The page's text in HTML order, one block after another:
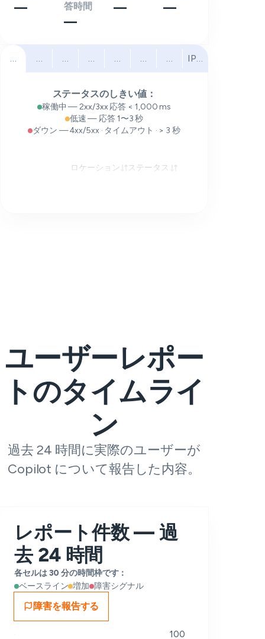
—
答時間
—
— —
すべて北米 南米 ヨーロッパ
中東 アフリカアジア太平洋
IPv6
ステータスのしきい値：
稼働中 — 2xx/3xx 応答 < 1,000 ms
低速 — 応答 1〜3 秒
ダウン — 4xx/5xx · タイムアウト · > 3 秒
ロケーション ステータス
ユーザーレポー
トのタイムライ
ン
過去 24 時間に実際のユーザーが
Copilot について報告した内容。
レポート件数 — 過
去 24 時間
各セルは 30 分の時間枠です：
ベースライン 増加 障害シグナル
障害を報告する
100